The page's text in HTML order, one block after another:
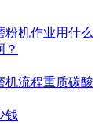
粉机作业用什么
？
机流程重质碳酸
钱